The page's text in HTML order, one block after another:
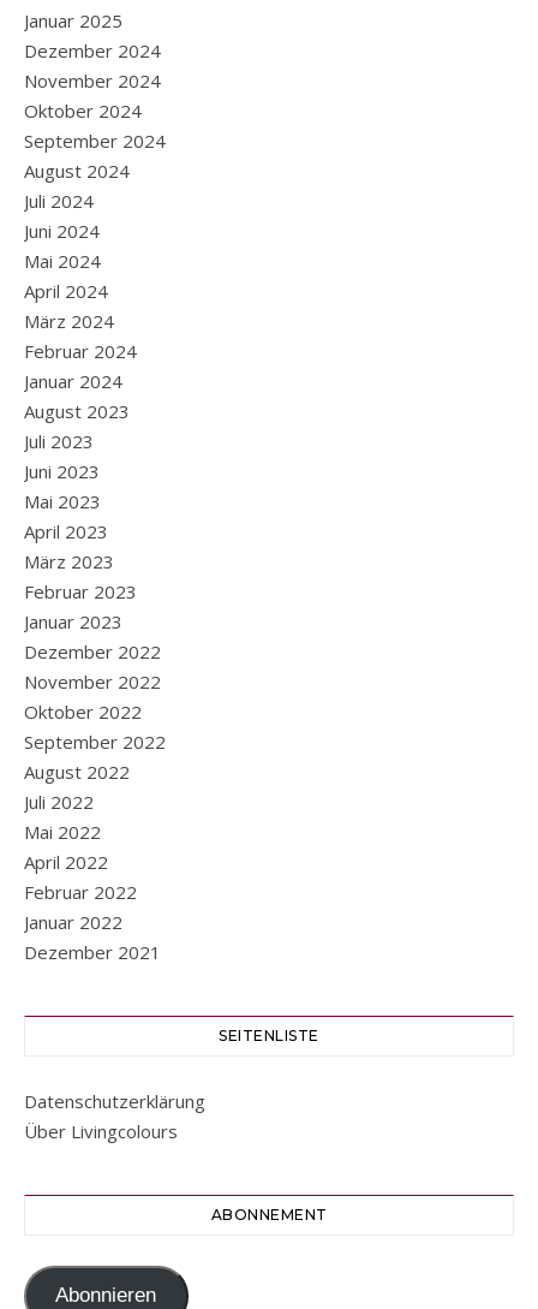
Januar 2025
Dezember 2024
November 2024
Oktober 2024
September 2024
August 2024
Juli 2024
Juni 2024
Mai 2024
April 2024
März 2024
Februar 2024
Januar 2024
August 2023
Juli 2023
Juni 2023
Mai 2023
April 2023
März 2023
Februar 2023
Januar 2023
Dezember 2022
November 2022
Oktober 2022
September 2022
August 2022
Juli 2022
Mai 2022
April 2022
Februar 2022
Januar 2022
Dezember 2021
SEITENLISTE
Datenschutzerklärung
Über Livingcolours
ABONNEMENT
Abonnieren